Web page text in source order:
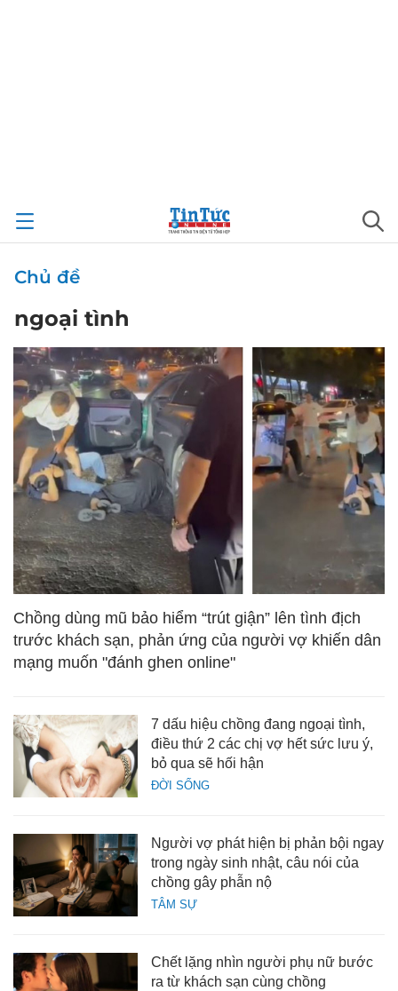
Chủ đề
ngoại tình
Chồng dùng mũ bảo hiểm “trút giận” lên tình địch
trước khách sạn, phản ứng của người vợ khiến dân
mạng muốn "đánh ghen online"
ĐỜI SỐNG
7 dấu hiệu chồng đang ngoại tình,
điều thứ 2 các chị vợ hết sức lưu ý,
bỏ qua sẽ hối hận
TÂM SỰ
Người vợ phát hiện bị phản bội ngay
trong ngày sinh nhật, câu nói của
chồng gây phẫn nộ
Chết lặng nhìn người phụ nữ bước
ra từ khách sạn cùng chồng